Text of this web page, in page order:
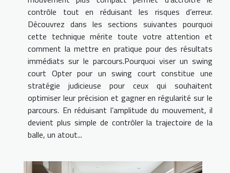
contrôle tout en réduisant les risques d’erreur.
Découvrez dans les sections suivantes pourquoi
cette technique mérite toute votre attention et
comment la mettre en pratique pour des résultats
immédiats sur le parcours.Pourquoi viser un swing
court Opter pour un swing court constitue une
stratégie judicieuse pour ceux qui souhaitent
optimiser leur précision et gagner en régularité sur le
parcours. En réduisant l’amplitude du mouvement, il
devient plus simple de contrôler la trajectoire de la
balle, un atout...